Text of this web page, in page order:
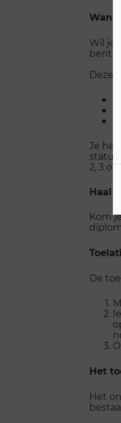
Wil je
bent?
Deze
Je
2, 3 of
Haal
Kom
De
Het
Het